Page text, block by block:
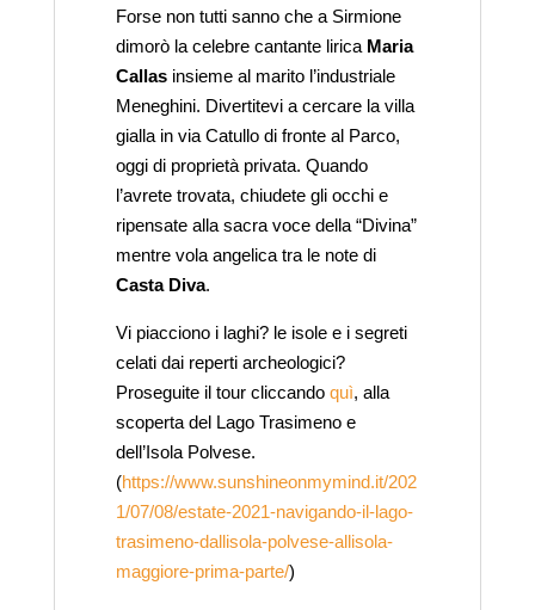
Forse non tutti sanno che a Sirmione
dimorò la celebre cantante lirica Maria
Callasinsieme al marito l’industriale
Meneghini. Divertitevi a cercare la villa
gialla in via Catullo di fronte al Parco,
oggi di proprietà privata. Quando
l’avrete trovata, chiudete gli occhi e
ripensate alla sacra voce della “Divina”
mentre vola angelica tra le note di
Casta Diva.
Vi piacciono i laghi? le isole e i segreti
celati dai reperti archeologici?
Proseguite il tour cliccando quì, alla
scoperta del Lago Trasimeno e
dell’Isola Polvese.
(https://www.sunshineonmymind.it/202
1/07/08/estate-2021-navigando-il-lago-
trasimeno-dallisola-polvese-allisola-
maggiore-prima-parte/)